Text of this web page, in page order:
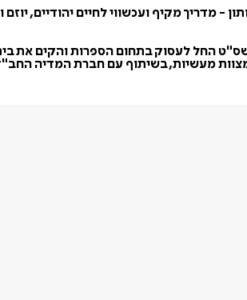
עורך סדרת יהדותון - מדריך מקיף ועכשווי לחיים
החל לעסוק בתחום הספרות והקים את
מעשיות, בשיתוף עם חברת המדיה